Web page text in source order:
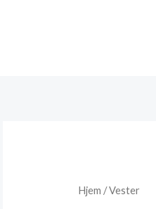
Hjem / Vester